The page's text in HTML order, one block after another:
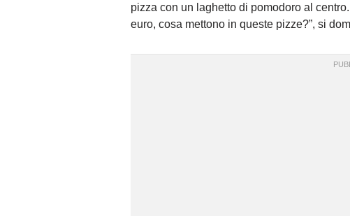
pizza con un laghetto di pomodoro al
euro, cosa mettono in queste pizze?”, si